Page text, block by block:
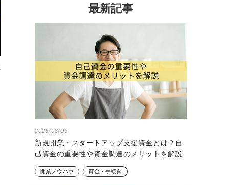
最新記事
2026/08/03
新規開業・スタートアップ支援資金とは？自
己資金の重要性や資金調達のメリットを解説
開業ノウハウ 資金・手続き